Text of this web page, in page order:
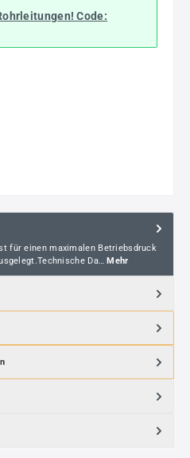
Code:
für einen maximalen Betriebsdruck
Da… Mehr